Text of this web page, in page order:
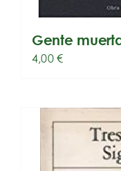
Gente
4,00€